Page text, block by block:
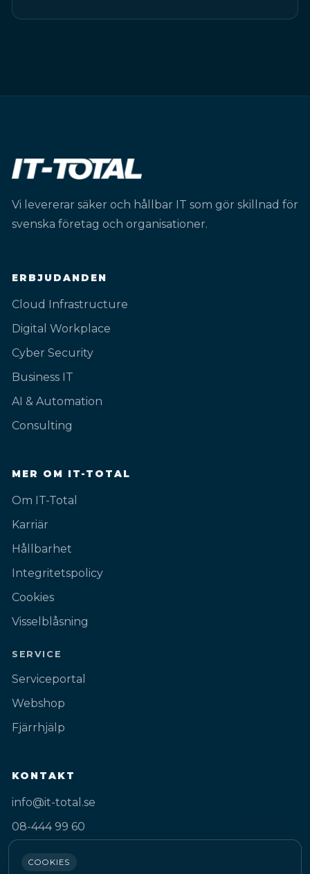
Vi levererar säker och hållbar IT som gör skillnad för
svenska företag och organisationer.
ERBJUDANDEN
Cloud Infrastructure
Digital Workplace
Cyber Security
Business IT
AI & Automation
Consulting
MER OM IT-TOTAL
Om IT-Total
Karriär
Hållbarhet
Integritetspolicy
Cookies
Visselblåsning
SERVICE
Serviceportal
Webshop
Fjärrhjälp
KONTAKT
info@it-total.se
08-444 99 60
169 74 Solna
COOKIES